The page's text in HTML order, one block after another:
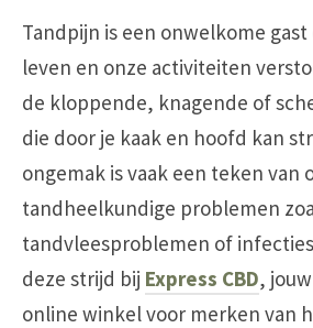
Tandpijn is een onwelkome
leven en onze activiteiten
de kloppende, knagende of
die door je kaak en hoofd kan
ongemak is vaak een teken van
tandheelkundige problemen
tandvleesproblemen of
deze strijd bij Express CBD,
online winkel voor merken van